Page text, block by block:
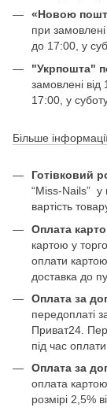
«Новою
при
до 17:00, у
"Укрпошта"
замовлені
17:00, у
Більше
Готівковий
“Miss-Nails” у
вартість
Оплата
картою у
оплати
доставка до
Оплата за
передоплаті
Приват24.
під час
Оплата за
оплата
розмірі 2,5%